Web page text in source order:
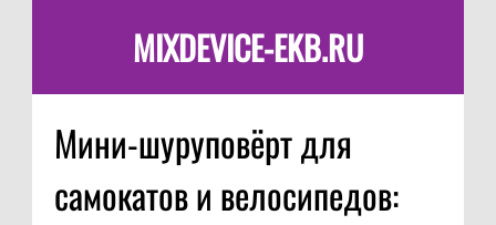
MIXDEVICE-EKB.RU
Мини-шуруповёрт для
самокатов и велосипедов: